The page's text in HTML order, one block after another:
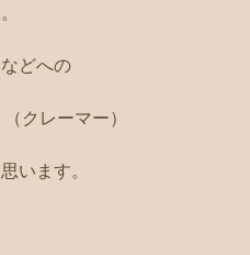
どへの
クレーマー）
います。